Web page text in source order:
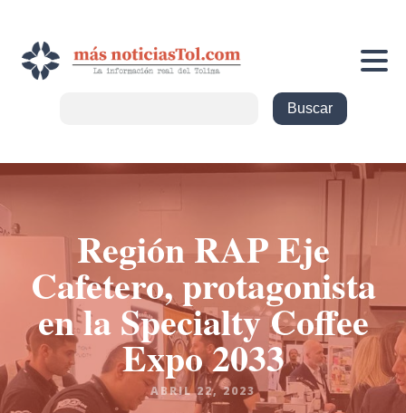
Región RAP Eje
Cafetero, protagonista
en la Specialty Coffee
Expo 2033
ABRIL 22, 2023